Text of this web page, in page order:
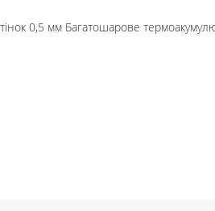
0,5 мм Багатошарове